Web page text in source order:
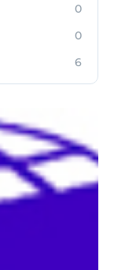
0
0
6